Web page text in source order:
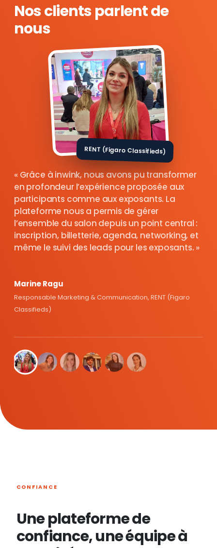
Nos clients parlent de
nous
RENT (Figaro Classifieds)
Grâce à inwink, nous avons pu transformer
en profondeur l’expérience proposée aux
participants comme aux exposants. La
plateforme nous a permis de gérer
l’ensemble du salon depuis un point central :
inscription, billetterie, agenda, networking, et
même le suivi des leads pour les exposants.
Marine Ragu
Responsable Marketing & Communication, RENT (Figaro
Classifieds)
CONFIANCE
Une plateforme de
confiance, une équipe à